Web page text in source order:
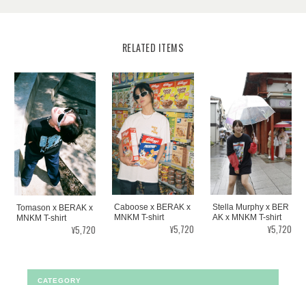
RELATED ITEMS
Tomason x BERAK x
MNKM T-shirt
¥5,720
Caboose x BERAK x
MNKM T-shirt
¥5,720
Stella Murphy x BER
AK x MNKM T-shirt
¥5,720
CATEGORY